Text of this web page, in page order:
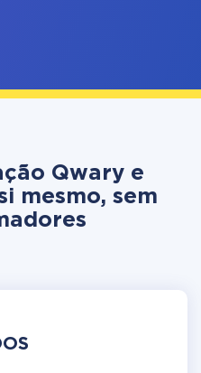
Qwary e
mesmo, sem